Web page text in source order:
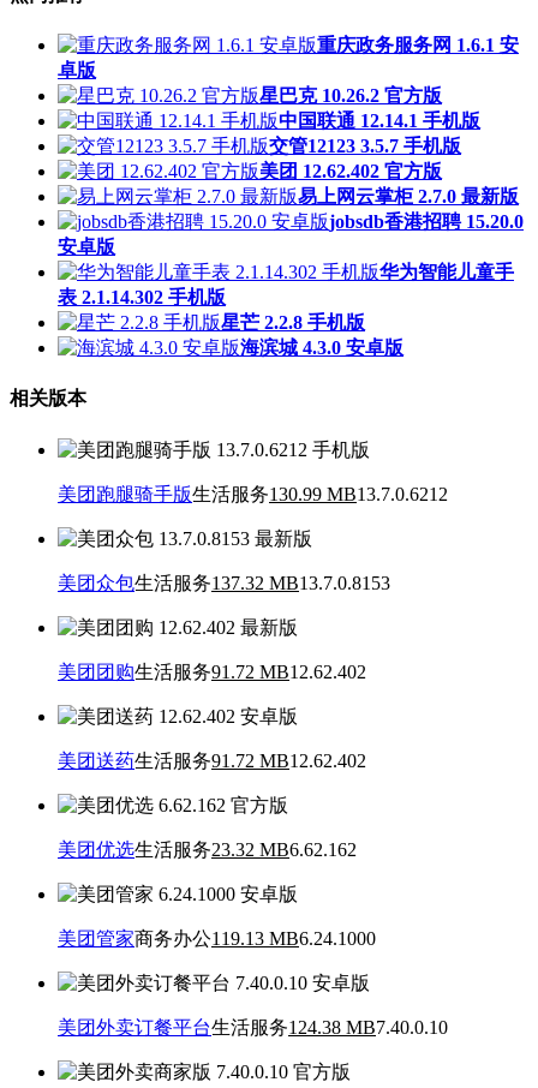
重庆政务服务网 1.6.1 安
卓版
星巴克 10.26.2 官方版
中国联通 12.14.1 手机版
交管12123 3.5.7 手机版
美团 12.62.402 官方版
易上网云掌柜 2.7.0 最新版
jobsdb香港招聘 15.20.0
安卓版
华为智能儿童手
表 2.1.14.302 手机版
星芒 2.2.8 手机版
海滨城 4.3.0 安卓版
相关版本
美团跑腿骑手版生活服务130.99 MB13.7.0.6212
美团众包生活服务137.32 MB13.7.0.8153
美团团购生活服务91.72 MB12.62.402
美团送药生活服务91.72 MB12.62.402
美团优选生活服务23.32 MB6.62.162
美团管家商务办公119.13 MB6.24.1000
美团外卖订餐平台生活服务124.38 MB7.40.0.10